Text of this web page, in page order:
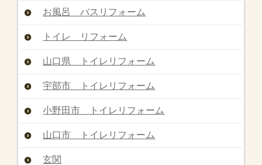
お風呂 バスリフォーム
トイレ リフォーム
山口県 トイレリフォーム
宇部市 トイレリフォーム
小野田市 トイレリフォーム
山口市 トイレリフォーム
玄関